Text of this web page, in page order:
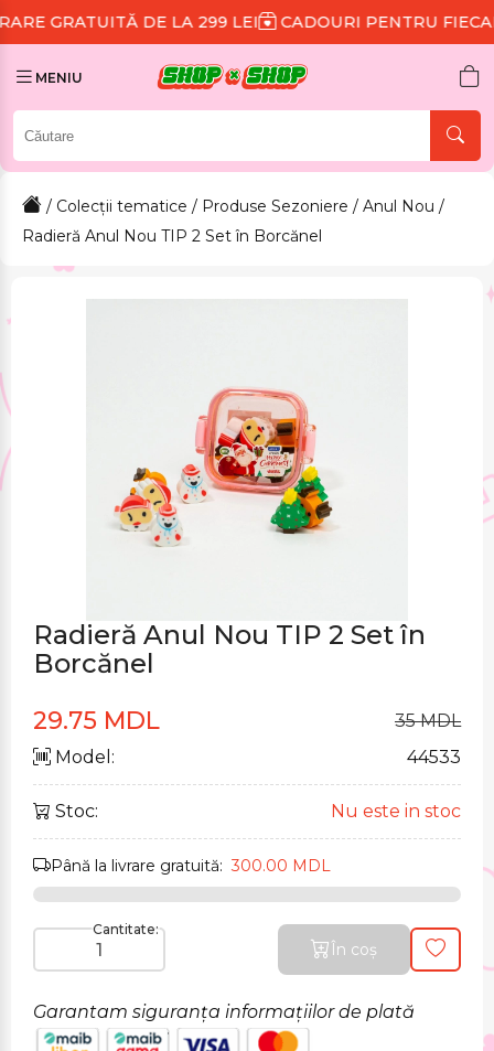
DE LA 299 LEI CADOURI PENTRU FIECARE
MENIU
/ Colecții tematice / Produse Sezoniere / Anul Nou /
Radieră Anul Nou TIP 2 Set în Borcănel
Radieră Anul Nou TIP 2 Set în
Borcănel
29.75 MDL
35 MDL
Model:
44533
Stoc: Nu este in stoc
Până la livrare gratuită:300.00 MDL
Cantitate:
În coș
Garantam siguranța informațiilor de plată